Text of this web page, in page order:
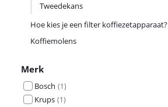
Tweedekans
Hoe kies je een filter koffiezetapparaat?
Koffiemolens
Merk
Bosch (1)
Krups (1)